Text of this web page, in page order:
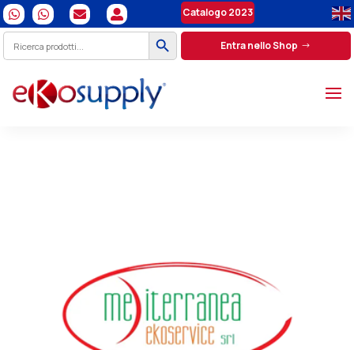
    Catalogo 2023
Search
for:
Search Button
Entra nello Shop